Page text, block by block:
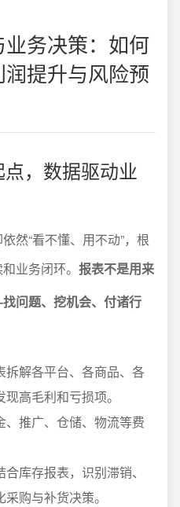
务决策：如何
提升与风险预
，数据驱动业
然“看不懂、用不动”，根
业务闭环。 报表不是用来
问题、挖机会、付诸行
拆解各平台、各商品、各
高毛利和亏损项。
、推广、仓储、物流等费
库存报表，识别滞销、
购与补货决策。